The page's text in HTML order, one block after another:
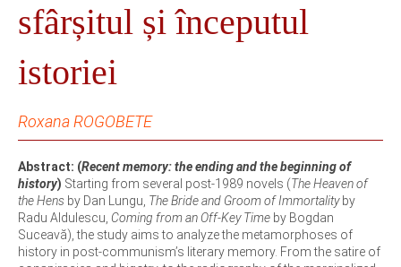
sfârșitul și începutul
istoriei
Roxana ROGOBETE
Abstract: (Recent memory: the ending and the beginning of
history) Starting from several post-1989 novels (The Heaven of
the Hens by Dan Lungu, The Bride and Groom of Immortalityby
Radu Aldulescu, Coming from an Off-Key Time by Bogdan
Suceavă), the study aims to analyze the metamorphoses of
history in post-communism’s literary memory. From the satire of